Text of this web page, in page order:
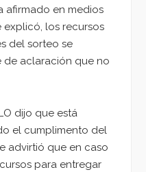
afirmado en medios
los recursos
del sorteo se
de aclaración que no
dijo que está
el cumplimento del
advirtió que en caso
para entregar